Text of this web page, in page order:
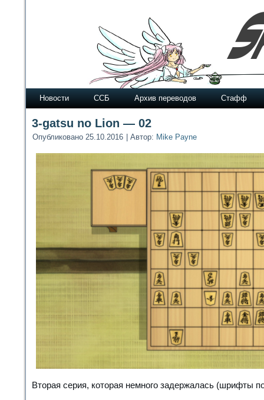
Новости ССБ Архив переводов Стафф
3-gatsu no Lion — 02
Опубликовано 25.10.2016 Автор: Mike Payne
Вторая серия, которая немного задержалась (шрифты